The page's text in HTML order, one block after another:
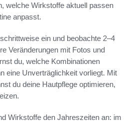
welche Wirkstoffe aktuell passen
anpasst.
ein und beobachte 2–4
Veränderungen mit Fotos und
du, welche Kombinationen
eine Unverträglichkeit vorliegt. Mit
du deine Hautpflege optimieren,
Wirkstoffe den Jahreszeiten an: im